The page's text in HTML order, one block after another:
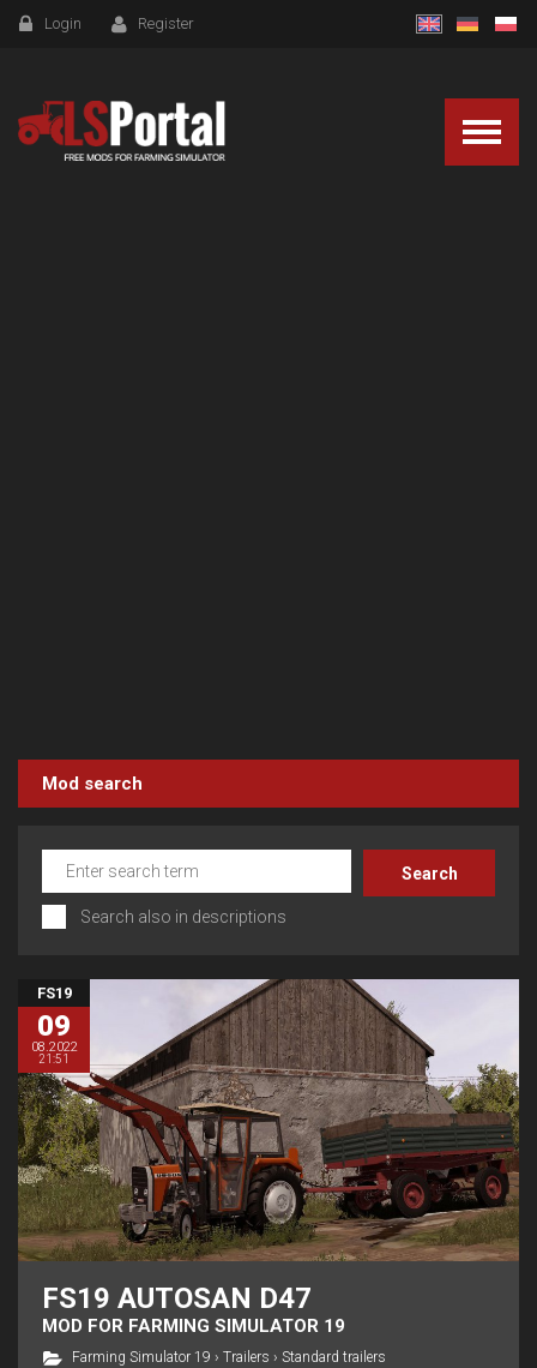
Login Register
Mod search
Search also in descriptions
FS19
09
08.2022
21:51
FS19 AUTOSAN D47
MOD FOR FARMING SIMULATOR 19
Farming Simulator 19 › Trailers › Standard trailers